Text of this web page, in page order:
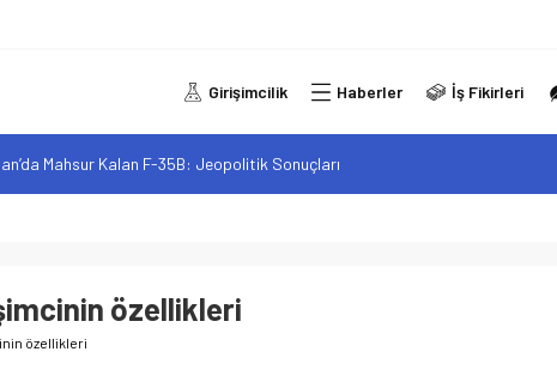
Girişimcilik Haberler İş Fikirleri
Mahsur Kalan F-35B: Jeopolitik Sonuçları
Destekli Asistanlar: Elon Musk’tan Romantik Bir Hamle mi?
İçin MYK Belgeli Personel İstihdamı Neden Artık Bir Tercih Değil, Zorunluluk?
özellikleri
özellikleri